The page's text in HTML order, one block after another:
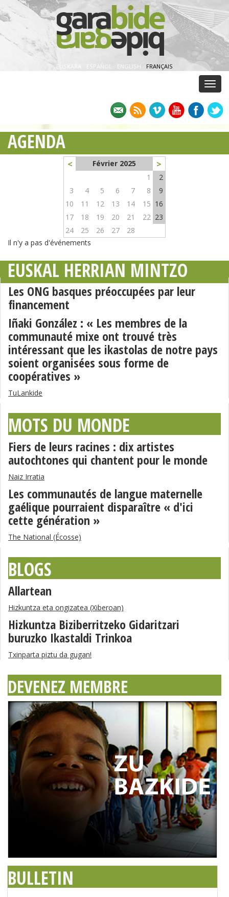
EUSKARA ESPAÑOL · ENGLISH · FRANÇAIS
AGENDA
< Février 2025 >
1
2
3
4 5 6 7 8
9
10
11 12 13 14 15 16
17
18 19 20 21 22 23
24
25 26 27
28
Il n'y a pas d'événements
EUSKAL HERRIAN MINTZO
Les ONG basques préoccupées par leur
financement
Iñaki González : « Les membres de la
communauté mixe ont trouvé très
intéressant que les ikastolas de notre pays
soient organisées sous forme de
coopératives »
TuLankide
MOTS DU MONDE
Fiers de leurs racines : dix artistes
autochtones qui chantent pour le monde
Naiz Irratia
Les communautés de langue maternelle
gaélique pourraient disparaître « d'ici
cette génération »
The National (Écosse)
BLOGS
Allartean
Hizkuntza eta ongizatea (Xiberoan)
Hizkuntza Biziberritzeko Gidaritzari
buruzko Ikastaldi Trinkoa
Txinparta piztu da gugan!
DEVENEZ MEMBRE
BULLETIN